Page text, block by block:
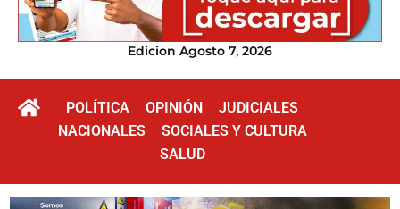
Edicion Agosto 7, 2026
POLÍTICA OPINIÓN
JUDICIALES
NACIONALES
SOCIALES Y CULTURA
SALUD